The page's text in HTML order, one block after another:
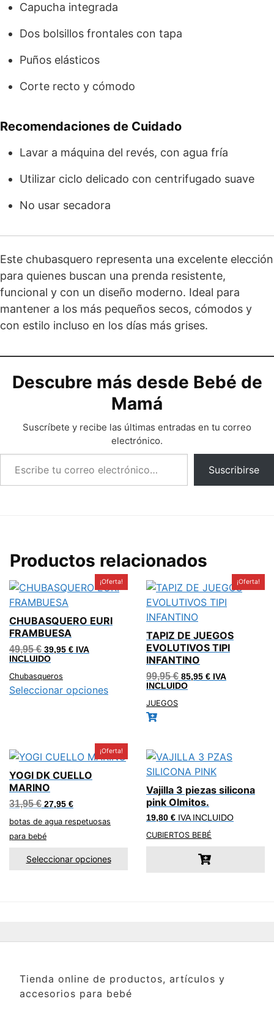
Capucha integrada
Dos bolsillos frontales con tapa
Puños elásticos
Corte recto y cómodo
Recomendaciones de Cuidado
Lavar a máquina del revés, con agua fría
Utilizar ciclo delicado con centrifugado suave
No usar secadora
Este chubasquero representa una excelente elección
para quienes buscan una prenda resistente,
funcional y con un diseño moderno. Ideal para
mantener a los más pequeños secos, cómodos y
con estilo incluso en los días más grises.
Descubre más desde Bebé de
Mamá
Suscríbete y recibe las últimas entradas en tu correo
electrónico.
Escribe tu correo electrónico…
Suscribirse
Productos relacionados
¡Oferta!
CHUBASQUERO EURI
FRAMBUESA
49,95€ El
precio
era:
39,95 €El
39,95 €.
IVA
INCLUIDO
Chubasqueros
Seleccionar opciones
¡Oferta!
TAPIZ DE JUEGOS
EVOLUTIVOS TIPI
INFANTINO
99,95€ El
precio
85,95 €ElIVA
INCLUIDO
JUEGOS
¡Oferta!
YOGI DK CUELLO
MARINO
31,95€ El
original
31,95 €.
27,95 €El
actual
botas de agua respetuosas
para bebé
Seleccionar opciones
Vajilla 3 piezas silicona
pink Olmitos.
19,80 € IVA INCLUIDO
CUBIERTOS BEBÉ
Tienda online de productos, artículos y
accesorios para bebé